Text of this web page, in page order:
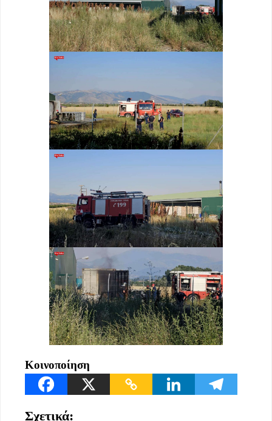
Κοινοποίηση
Σχετικά: